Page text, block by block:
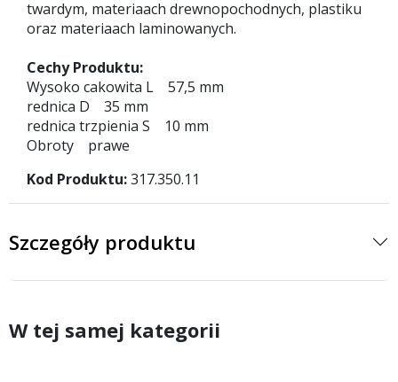
twardym, materiaach drewnopochodnych, plastiku
oraz materiaach laminowanych.
Cechy Produktu:
Wysoko cakowita L 57,5 mm
rednica D 35 mm
rednica trzpienia S 10 mm
Obroty prawe
Kod Produktu:317.350.11
Szczegóły produktu
W tej samej kategorii